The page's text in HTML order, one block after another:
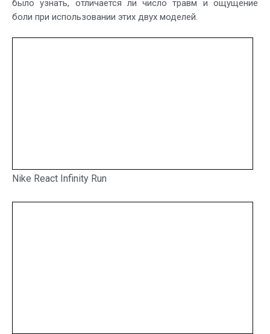
было узнать, отличается ли число травм и ощущение
боли при использовании этих двух моделей.
Nike React Infinity Run